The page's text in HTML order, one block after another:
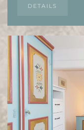
DETAILS